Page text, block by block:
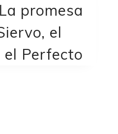
promesa
el
el Perfecto